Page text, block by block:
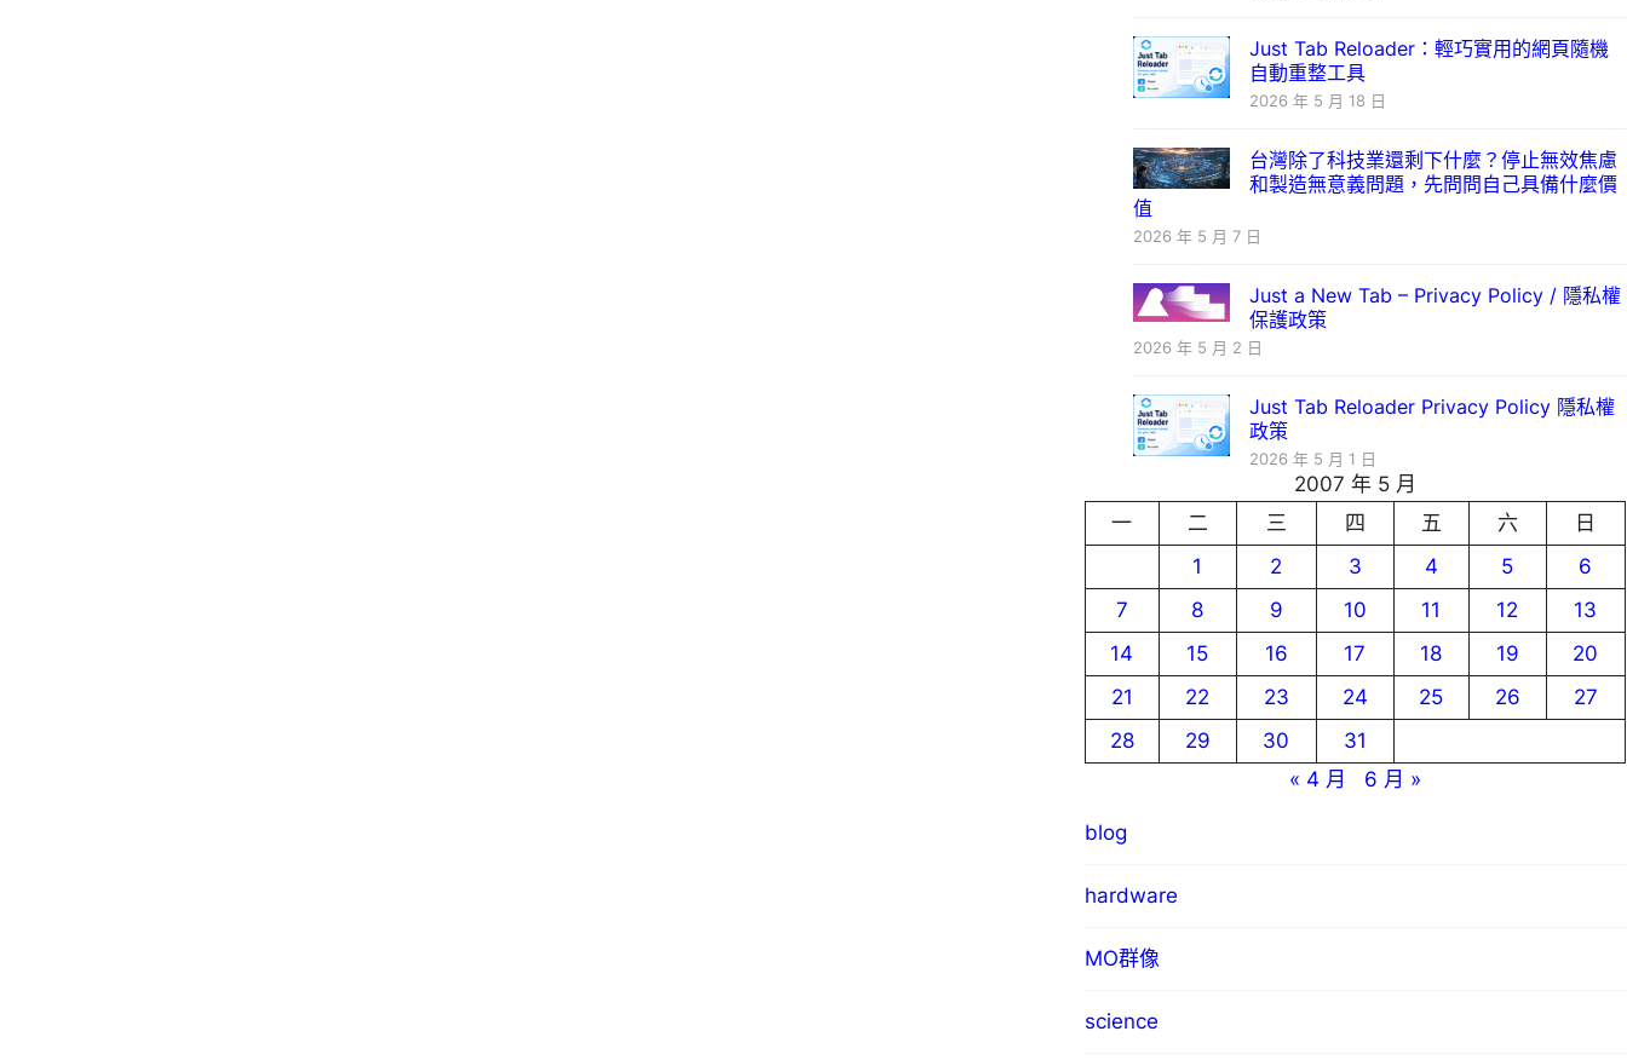
Just Tab Reloader：輕巧實用的網頁隨機
自動重整工具
2026 年 5 月 18 日
台灣除了科技業還剩下什麼？停止無效焦慮
和製造無意義問題，先問問自己具備什麼價
值
2026 年 5 月 7 日
Just a New Tab – Privacy Policy / 隱私權
保護政策
2026 年 5 月 2 日
Just Tab Reloader Privacy Policy 隱私權
政策
2026 年 5 月 1 日
2007 年 5 月
一
二 三 四 五 六
日
1
2 3 4 5
6
7
8 9 10 11 12
13
14
15 16 17 18 19
20
21
22 23 24 25 26
27
28
29 30
31
« 4 月
6 月 »
blog
hardware
MO群像
science